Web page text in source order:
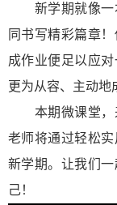
新学期就像一
同书写精彩篇章
成作业便足以应
更为从容、主动地
本期微课堂，
老师将通过轻松
新学期。让我们
己！